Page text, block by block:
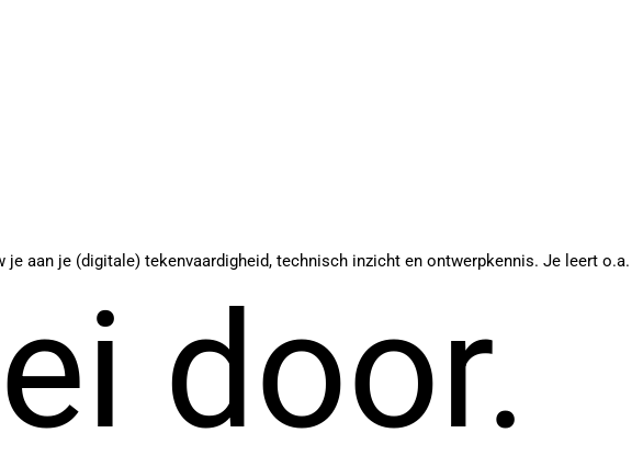
door.
aan je (digitale) tekenvaardigheid, technisch inzicht en ontwerpkennis. Je leert o.a.